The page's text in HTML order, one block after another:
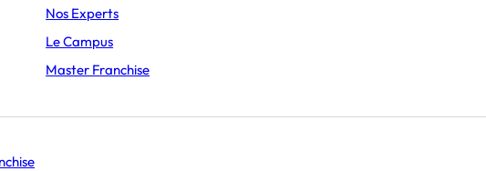
Automobile, Moto & Cycle
Beauté & Bien-être
Comprendre la franchise
S’implanter
Animation et communication
Nos Experts
Le Campus
Master Franchise
de commerce